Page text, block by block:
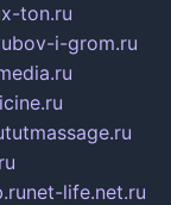
x-ton.ru
i-grom.ru
tutmassage.ru
net-life.net.ru